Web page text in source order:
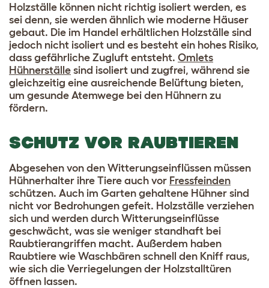
Holzställe können nicht richtig isoliert werden, es
sei denn, sie werden ähnlich wie moderne Häuser
gebaut. Die im Handel erhältlichen Holzställe sind
jedoch nicht isoliert und es besteht ein hohes Risiko,
dass gefährliche Zugluft entsteht. Omlets
Hühnerställe sind isoliert und zugfrei, während sie
gleichzeitig eine ausreichende Belüftung bieten,
um gesunde Atemwege bei den Hühnern zu
fördern.
SCHUTZ VOR RAUBTIEREN
Abgesehen von den Witterungseinflüssen müssen
Hühnerhalter ihre Tiere auch vor Fressfeinden
schützen. Auch im Garten gehaltene Hühner sind
nicht vor Bedrohungen gefeit. Holzställe verziehen
sich und werden durch Witterungseinflüsse
geschwächt, was sie weniger standhaft bei
Raubtierangriffen macht. Außerdem haben
Raubtiere wie Waschbären schnell den Kniff raus,
wie sich die Verriegelungen der Holzstalltüren
öffnen lassen.